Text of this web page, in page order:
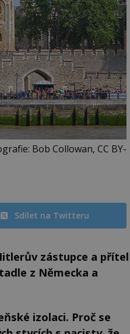
Bob Collowan, CC BY-
Sdílet na Twitteru
zástupce a přítel
z Německa a
izolaci. Proč se